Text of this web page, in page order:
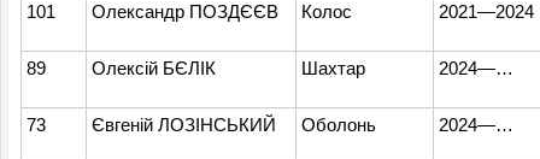
101 Олександр ПОЗДЄЄВ Колос 2021—2024
89 Олексій БЄЛІК Шахтар 2024—…
73 Євгеній ЛОЗІНСЬКИЙ Оболонь 2024—…